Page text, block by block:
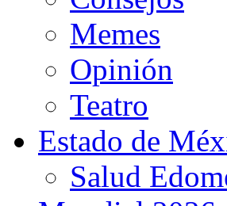
Memes
Opinión
Teatro
Estado de
Salud